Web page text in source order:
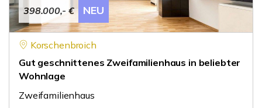
398.000,- € NEU
Korschenbroich
Gut geschnittenes Zweifamilienhaus in beliebter
Wohnlage
Zweifamilienhaus